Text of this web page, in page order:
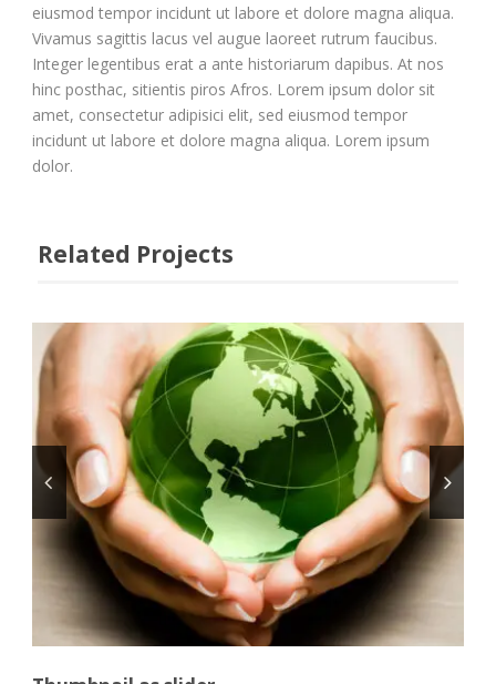
eiusmod tempor incidunt ut labore et dolore magna aliqua.
Vivamus sagittis lacus vel augue laoreet rutrum faucibus.
Integer legentibus erat a ante historiarum dapibus. At nos
hinc posthac, sitientis piros Afros. Lorem ipsum dolor sit
amet, consectetur adipisici elit, sed eiusmod tempor
incidunt ut labore et dolore magna aliqua. Lorem ipsum
dolor.
Related Projects